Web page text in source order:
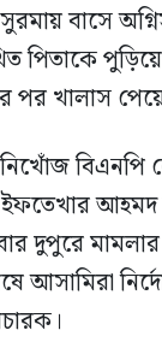
বাসে
পিতাকে
পর খালাস
নিখোঁজ বিএনপি
দুপুরে মামলার
আসামিরা